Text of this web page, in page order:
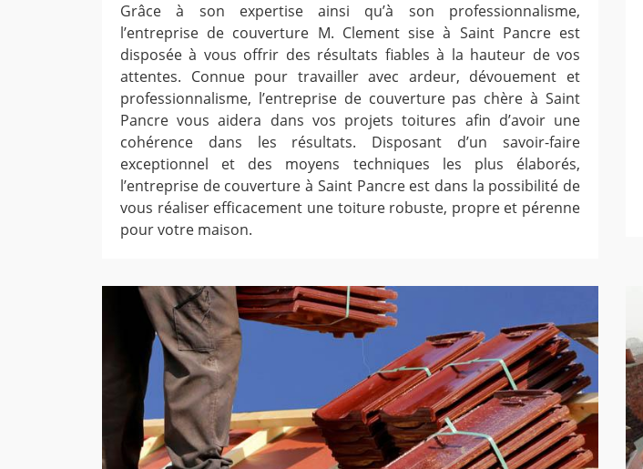
Grâce à son expertise ainsi qu’à son professionnalisme,
l’entreprise de couverture M. Clement sise à Saint Pancre est
disposée à vous offrir des résultats fiables à la hauteur de vos
attentes. Connue pour travailler avec ardeur, dévouement et
professionnalisme, l’entreprise de couverture pas chère à Saint
Pancre vous aidera dans vos projets toitures afin d’avoir une
cohérence dans les résultats. Disposant d’un savoir-faire
exceptionnel et des moyens techniques les plus élaborés,
l’entreprise de couverture à Saint Pancre est dans la possibilité de
vous réaliser efficacement une toiture robuste, propre et pérenne
pour votre maison.